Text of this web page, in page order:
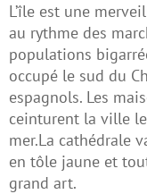
L’île est une
au rythme des
populations
occupé le sud du
espagnols. Les
ceinturent la ville
mer.La cathédrale
en tôle jaune et
grand art.